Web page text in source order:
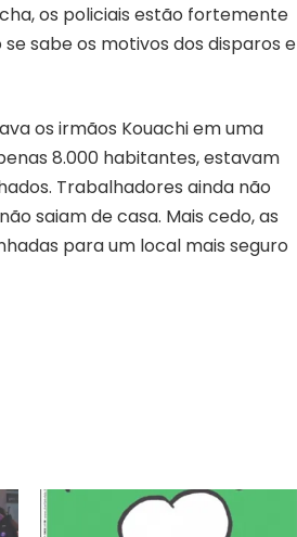
os policiais estão fortemente
sabe os motivos dos disparos e
os irmãos Kouachi em uma
8.000 habitantes, estavam
Trabalhadores ainda não
saiam de casa. Mais cedo, as
para um local mais seguro